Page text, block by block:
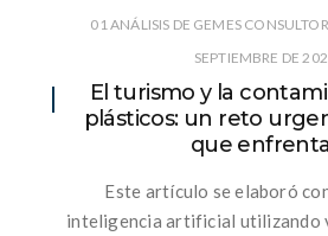
01 ANÁLISIS DE GEMES
SEPTIEMBRE DE
El turismo y la
plásticos: un reto
que
Este artículo se elaboró
inteligencia artificial utilizando